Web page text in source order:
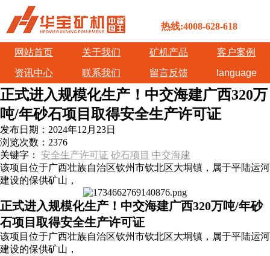
热线:4008-628-618
网站首页 关于我们 矿机产品
客户案例
资讯中心
联系我们 留言反馈 language
正式进入规模化生产！中交海建广西320万
吨/年砂石项目取得安全生产许可证
发布日期： 2024年12月23日
浏览次数： 2376
关键字： 安全生产许可证 砂石项目 中交海建
该项目位于广西壮族自治区钦州市钦北区大垌镇，属于平陆运河
建设的保供矿山，
正式进入规模化生产！中交海建广西320万吨/年砂
石项目取得安全生产许可证
该项目位于广西壮族自治区钦州市钦北区大垌镇，属于平陆运河
建设的保供矿山，